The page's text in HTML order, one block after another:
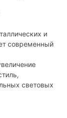
и
современный
световых